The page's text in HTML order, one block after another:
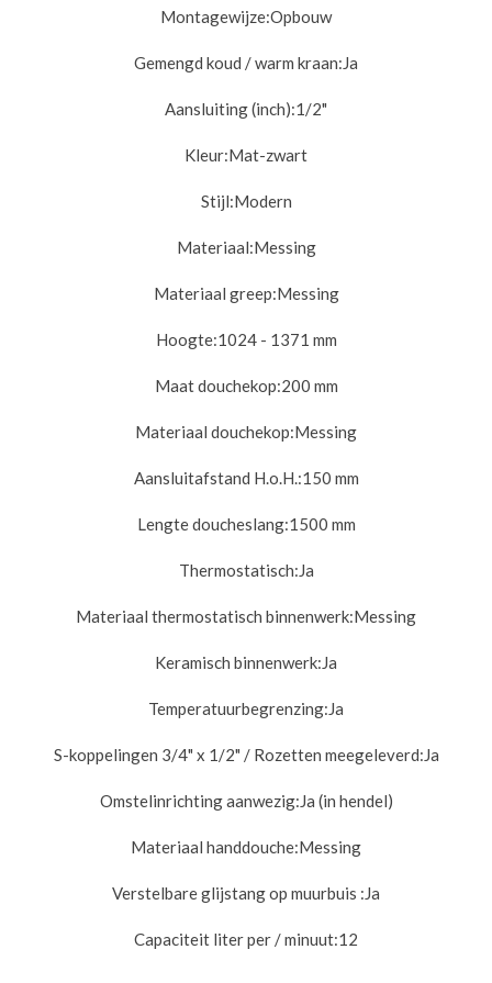
Montagewijze:Opbouw
Gemengd koud / warm kraan:Ja
Aansluiting (inch):1/2"
Kleur:Mat-zwart
Stijl:Modern
Materiaal:Messing
Materiaal greep:Messing
Hoogte:1024- 1371 mm
Maat douchekop:200 mm
Materiaal douchekop:Messing
Aansluitafstand H.o.H.:150 mm
Lengte doucheslang:1500 mm
Thermostatisch:Ja
Materiaal thermostatisch binnenwerk:Messing
Keramisch binnenwerk:Ja
Temperatuurbegrenzing:Ja
S-koppelingen 3/4" x 1/2" / Rozetten meegeleverd:Ja
Omstelinrichting aanwezig:Ja (in hendel)
Materiaal handdouche:Messing
Verstelbare glijstang op muurbuis :Ja
Capaciteit liter per / minuut:12